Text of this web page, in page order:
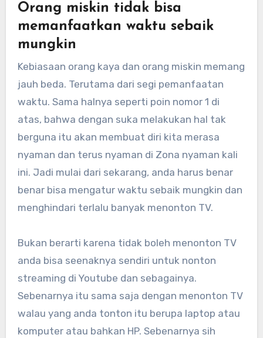
Orang miskin tidak bisa
memanfaatkan waktu sebaik
mungkin
Kebiasaan orang kaya dan orang miskin memang
jauh beda. Terutama dari segi pemanfaatan
waktu. Sama halnya seperti poin nomor 1 di
atas, bahwa dengan suka melakukan hal tak
berguna itu akan membuat diri kita merasa
nyaman dan terus nyaman di Zona nyaman kali
ini. Jadi mulai dari sekarang, anda harus benar
benar bisa mengatur waktu sebaik mungkin dan
menghindari terlalu banyak menonton TV.
Bukan berarti karena tidak boleh menonton TV
anda bisa seenaknya sendiri untuk nonton
streaming di Youtube dan sebagainya.
Sebenarnya itu sama saja dengan menonton TV
walau yang anda tonton itu berupa laptop atau
komputer atau bahkan HP. Sebenarnya sih